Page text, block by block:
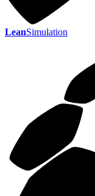
LeanSimulation